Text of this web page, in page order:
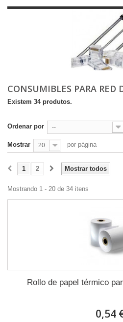
CONSUMIBLES PARA RED
Existem 34 produtos.
Ordenar por --
Mostrar 20 por página
Mostrar todos
1 2
Mostrando 1 - 20 de 34 itens
Rollo de papel térmico
0,54